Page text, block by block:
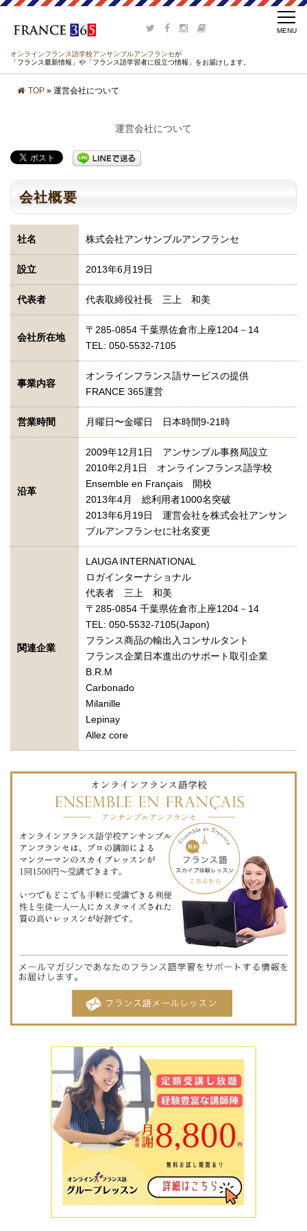
オンラインフランス語学校アンサンブルアンフランセが
「フランス最新情報」や「フランス語学習者に役立つ情報」をお届けします。
TOP » 運営会社について
運営会社について
会社概要
社名 株式会社アンサンブルアンフランセ
設立 2013年6月19日
代表者 代表取締役社長 三上 和美
会社所在地
〒285-0854 千葉県佐倉市上座1204－14
TEL: 050-5532-7105
事業内容
オンラインフランス語サービスの提供
FRANCE 365運営
営業時間 月曜日〜金曜日 日本時間9-21時
沿革
2009年12月1日 アンサンブル事務局設立
2010年2月1日 オンラインフランス語学校
Ensemble en Français 開校
2013年4月 総利用者1000名突破
2013年6月19日 運営会社を株式会社アンサン
ブルアンフランセに社名変更
関連企業
LAUGA INTERNATIONAL
ロガインターナショナル
代表者 三上 和美
〒285-0854 千葉県佐倉市上座1204－14
TEL: 050-5532-7105(Japon)
フランス商品の輸出入コンサルタント
フランス企業日本進出のサポート取引企業
B.R.M
Carbonado
Milanille
Lepinay
Allez core